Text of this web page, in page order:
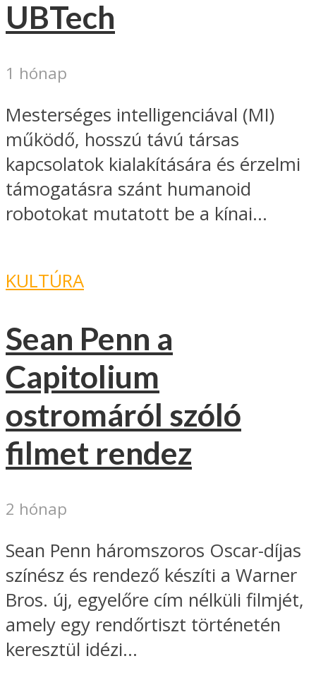
UBTech
1 hónap
Mesterséges intelligenciával (MI)
működő, hosszú távú társas
kapcsolatok kialakítására és érzelmi
támogatásra szánt humanoid
robotokat mutatott be a kínai...
KULTÚRA
Sean Penn a
Capitolium
ostromáról szóló
filmet rendez
2 hónap
Sean Penn háromszoros Oscar-díjas
színész és rendező készíti a Warner
Bros. új, egyelőre cím nélküli filmjét,
amely egy rendőrtiszt történetén
keresztül idézi...